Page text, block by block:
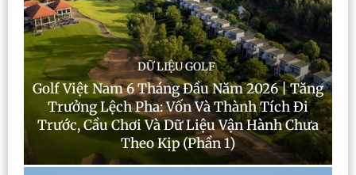
DỮ LIỆU GOLF
Golf Việt Nam 6 Tháng Đầu Năm 2026 | Tăng
Trưởng Lệch Pha: Vốn Và Thành Tích Đi
Trước, Cầu Chơi Và Dữ Liệu Vận Hành Chưa
Theo Kịp (Phần 1)